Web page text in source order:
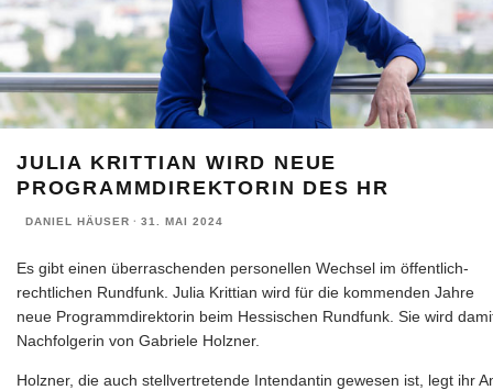
JULIA KRITTIAN WIRD NEUE
PROGRAMMDIREKTORIN DES HR
DANIEL HÄUSER · 31. MAI 2024
Es gibt einen überraschenden personellen Wechsel im öffentlich-
rechtlichen Rundfunk. Julia Krittian wird für die kommenden Jahre
neue Programmdirektorin beim Hessischen Rundfunk. Sie wird
Nachfolgerin von Gabriele Holzner.
Holzner, die auch stellvertretende Intendantin gewesen ist, legt ihr